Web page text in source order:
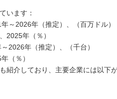
います：
～2026年（推定）、（百万ドル）
2025年（％）
2026年（推定）、（千台）
（％）
紹介しており、主要企業には以下